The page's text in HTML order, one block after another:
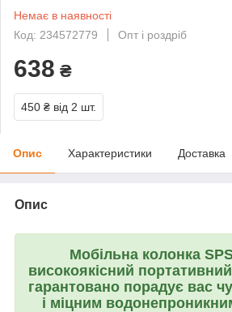
Немає в наявності
Код: 234572779
Опт і роздріб
638 ₴
450 ₴ від 2 шт.
Опис Характеристики Доставка
Опис
Мобільна колонка
високоякісний
гарантовано порадує вас
і міцним